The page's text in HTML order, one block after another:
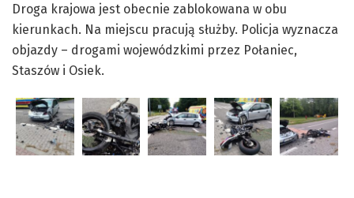
Droga krajowa jest obecnie zablokowana w obu
kierunkach. Na miejscu pracują służby. Policja wyznacza
objazdy – drogami wojewódzkimi przez Połaniec,
Staszów i Osiek.